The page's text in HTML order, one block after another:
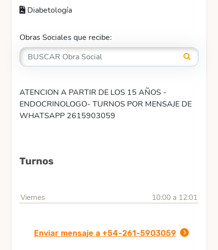
Diabetología
Obras Sociales que recibe:
ATENCION A PARTIR DE LOS 15 AÑOS -
ENDOCRINOLOGO- TURNOS POR MENSAJE DE
WHATSAPP 2615903059
Turnos
Viernes 10:00 a 12:01
Enviar mensaje a +54-261-5903059